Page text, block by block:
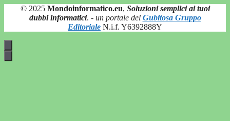
© 2025 Mondoinformatico.eu, Soluzioni semplici ai tuoi
dubbi informatici. - un portale del Gubitosa Gruppo
Editoriale N.i.f. Y6392888Y